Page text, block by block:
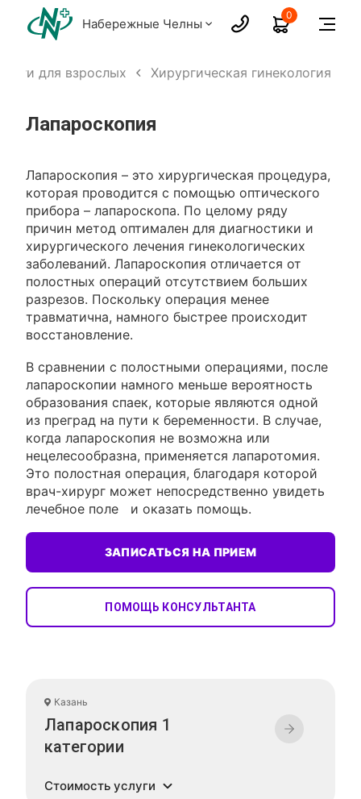
Набережные Челны
0
для взрослых Хирургическая гинекология
Лапароскопия
Лапароскопия – это хирургическая процедура,
которая проводится с помощью оптического
прибора – лапароскопа. По целому ряду
причин метод оптимален для диагностики и
хирургического лечения гинекологических
заболеваний. Лапароскопия отличается от
полостных операций отсутствием больших
разрезов. Поскольку операция менее
травматична, намного быстрее происходит
восстановление.
В сравнении с полостными операциями, после
лапароскопии намного меньше вероятность
образования спаек, которые являются одной
из преград на пути к беременности. В случае,
когда лапароскопия не возможна или
нецелесообразна, применяется лапаротомия.
Это полостная операция, благодаря которой
врач-хирург может непосредственно увидеть
лечебное поле и оказать помощь.
ЗАПИСАТЬСЯ НА ПРИЕМ
ПОМОЩЬ КОНСУЛЬТАНТА
Казань
Лапароскопия 1
категории
Стоимость услуги